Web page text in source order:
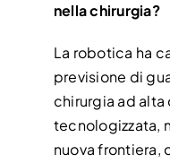
nella chirurgia?
La robotica ha
previsione di
chirurgia ad
tecnologizzata,
nuova frontiera,